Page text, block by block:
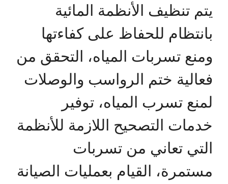
يتم تنظيف الأنظمة المائية
بانتظام للحفاظ على كفاءتها
ومنع تسربات المياه، التحقق من
فعالية ختم الرواسب والوصلات
لمنع تسرب المياه، توفير
خدمات التصحيح اللازمة للأنظمة
التي تعاني من تسربات
مستمرة، القيام بعمليات الصيانة